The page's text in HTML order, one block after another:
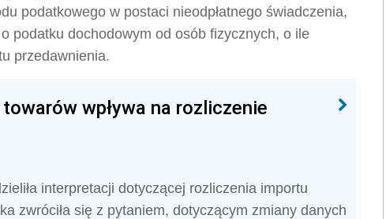
podatkowego w postaci nieodpłatnego świadczenia,
podatku dochodowym od osób fizycznych, o ile
przedawnienia.
wpływa na rozliczenie
interpretacji dotyczącej rozliczenia importu
zwróciła się z pytaniem, dotyczącym zmiany danych